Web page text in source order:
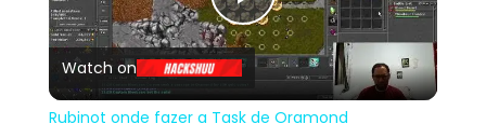
Play
Video
Watch on
Rubinot onde fazer a Task de Oramond